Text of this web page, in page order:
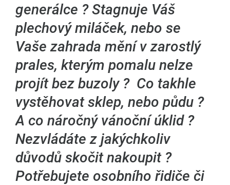
generálce ? Stagnuje Váš
plechový miláček, nebo se
Vaše zahrada mění v zarostlý
prales, kterým pomalu nelze
projít bez buzoly ? Co takhle
vystěhovat sklep, nebo půdu ?
A co náročný vánoční úklid ?
Nezvládáte z jakýchkoliv
důvodů skočit nakoupit ?
Potřebujete osobního řidiče či